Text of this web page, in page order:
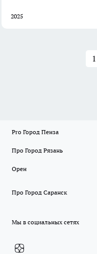
2025
1
Pro Город Пенза
Про Город Рязань
Орен
Про Город Саранск
Мы в социальных сетях